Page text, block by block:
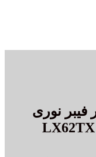
فیبر نوری